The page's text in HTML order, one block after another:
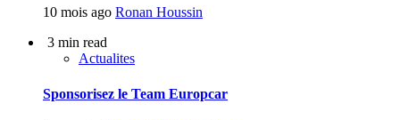
10 mois ago Ronan Houssin
3 min read
Actualites
Sponsorisez le Team Europcar